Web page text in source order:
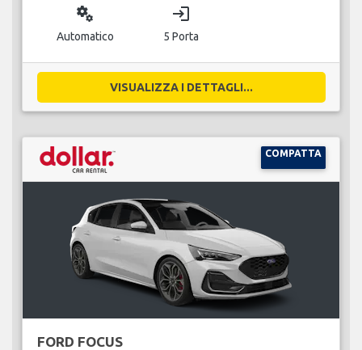
miscellaneous_services
Automatico
login
5 Porta
VISUALIZZA I DETTAGLI...
COMPATTA
FORD FOCUS